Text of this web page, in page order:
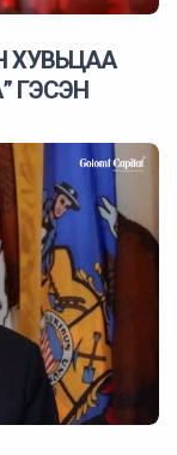
ХУВЬЦАА
ГЭСЭН